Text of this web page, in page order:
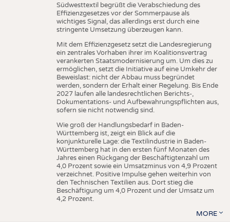
Südwesttextil begrüßt die Verabschiedung des
Effizienzgesetzes vor der Sommerpause als
wichtiges Signal, das allerdings erst durch eine
stringente Umsetzung überzeugen kann.
Mit dem Effizienzgesetz setzt die Landesregierung
ein zentrales Vorhaben ihrer im Koalitionsvertrag
verankerten Staatsmodernisierung um. Um dies zu
ermöglichen, setzt die Initiative auf eine Umkehr der
Beweislast: nicht der Abbau muss begründet
werden, sondern der Erhalt einer Regelung. Bis Ende
2027 laufen alle landesrechtlichen Berichts-,
Dokumentations- und Aufbewahrungspflichten aus,
sofern sie nicht notwendig sind.
Wie groß der Handlungsbedarf in Baden-
Württemberg ist, zeigt ein Blick auf die
konjunkturelle Lage: die Textilindustrie in Baden-
Württemberg hat in den ersten fünf Monaten des
Jahres einen Rückgang der Beschäftigtenzahl um
4,0 Prozent sowie ein Umsatzminus von 4,9 Prozent
verzeichnet. Positive Impulse gehen weiterhin von
den Technischen Textilien aus. Dort stieg die
Beschäftigung um 4,0 Prozent und der Umsatz um
4,2 Prozent.
MORE